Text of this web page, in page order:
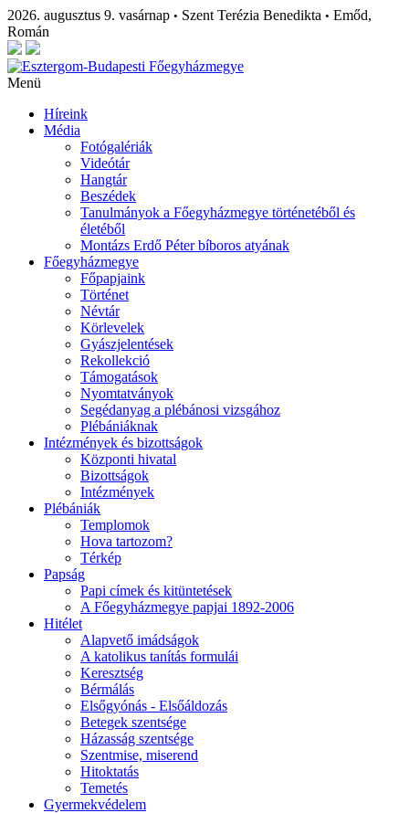
2026. augusztus 9. vasárnap • Szent Terézia Benedikta • Emőd,
Román
Menü
Híreink
Média
Fotógalériák
Videótár
Hangtár
Beszédek
Tanulmányok a Főegyházmegye történetéből és
életéből
Montázs Erdő Péter bíboros atyának
Főegyházmegye
Főpapjaink
Történet
Névtár
Körlevelek
Gyászjelentések
Rekollekció
Támogatások
Nyomtatványok
Segédanyag a plébánosi vizsgához
Plébániáknak
Intézmények és bizottságok
Központi hivatal
Bizottságok
Intézmények
Plébániák
Templomok
Hova tartozom?
Térkép
Papság
Papi címek és kitüntetések
A Főegyházmegye papjai 1892-2006
Hitélet
Alapvető imádságok
A katolikus tanítás formulái
Keresztség
Bérmálás
Elsőgyónás - Elsőáldozás
Betegek szentsége
Házasság szentsége
Szentmise, miserend
Hitoktatás
Temetés
Gyermekvédelem